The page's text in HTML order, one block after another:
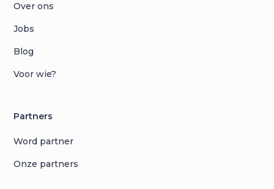
Over ons
Jobs
Blog
Voor wie?
Partners
Word partner
Onze partners